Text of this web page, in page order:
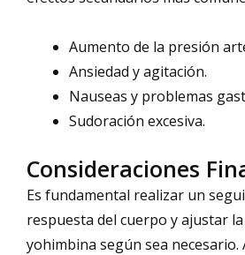
Aumento de la presión
Ansiedad y agitación.
Nauseas y problemas
Sudoración excesiva.
Consideraciones
Es fundamental realizar un
respuesta del cuerpo y ajustar
yohimbina según sea necesario.